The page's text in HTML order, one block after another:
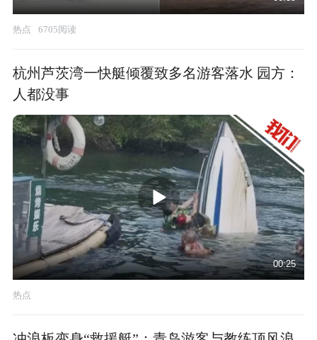
热点 6705阅读
杭州芦茨湾一快艇倾覆致多名游客落水 园方：
人都没事
00:25
热点